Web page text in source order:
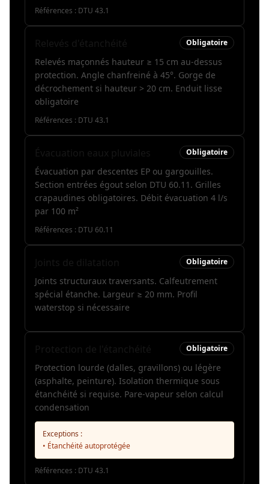
Références : DTU 43.1
Obligatoire
Relevés maçonnés hauteur ≥ 15 cm au-dessus
protection. Angle chanfreiné à 45°. Gorge de
décrochement si hauteur > 20 cm. Enduit lisse
obligatoire
Références : DTU 43.1
Obligatoire
Évacuation par descentes EP ou gargouilles.
Section entrées égout selon DTU 60.11. Grilles
crapaudines obligatoires. Débit évacuation 4 l/s
par 100 m²
Références : DTU 60.11
Obligatoire
Joints structuraux traversants. Calfeutrement
spécial étanche. Largeur ≥ 20 mm. Profil
waterstop si nécessaire
Obligatoire
Protection lourde (dalles, gravillons) ou légère
(asphalte, peinture). Isolation thermique sous
étanchéité si requise. Pare-vapeur selon calcul
condensation
Exceptions :
• Étanchéité autoprotégée
Références : DTU 43.1